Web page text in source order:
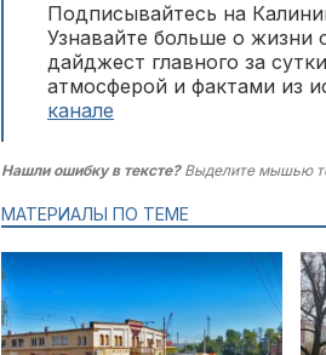
Подписывайтесь на
Узнавайте больше о жизни
дайджест главного за сутки
атмосферой и фактами из
канале
Нашли ошибку в тексте?Выделите мышью
МАТЕРИАЛЫ ПО ТЕМЕ